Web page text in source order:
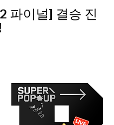
파이널] 결승 진